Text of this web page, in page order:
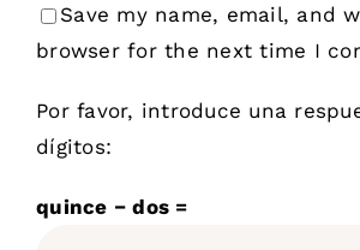
Save my name, email, and
browser for the next time I
Por favor, introduce una
dígitos:
quince − dos =